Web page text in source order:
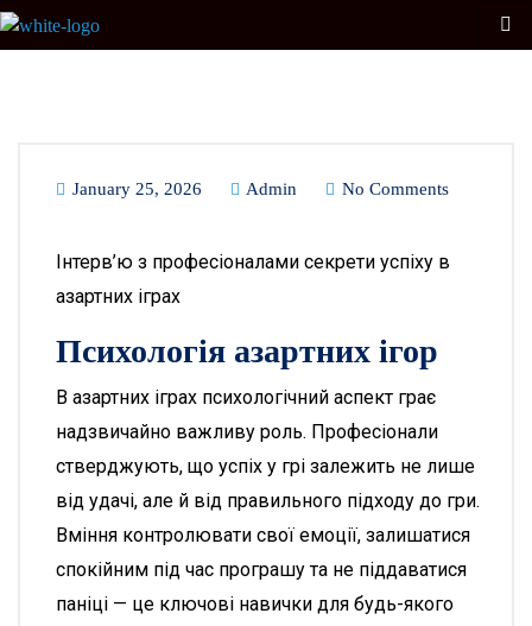
January 25, 2026 Admin No Comments
Інтерв’ю з професіоналами секрети успіху в
азартних іграх
Психологія азартних ігор
В азартних іграх психологічний аспект грає
надзвичайно важливу роль. Професіонали
стверджують, що успіх у грі залежить не лише
від удачі, але й від правильного підходу до гри.
Вміння контролювати свої емоції, залишатися
спокійним під час програшу та не піддаватися
паніці — це ключові навички для будь-якого